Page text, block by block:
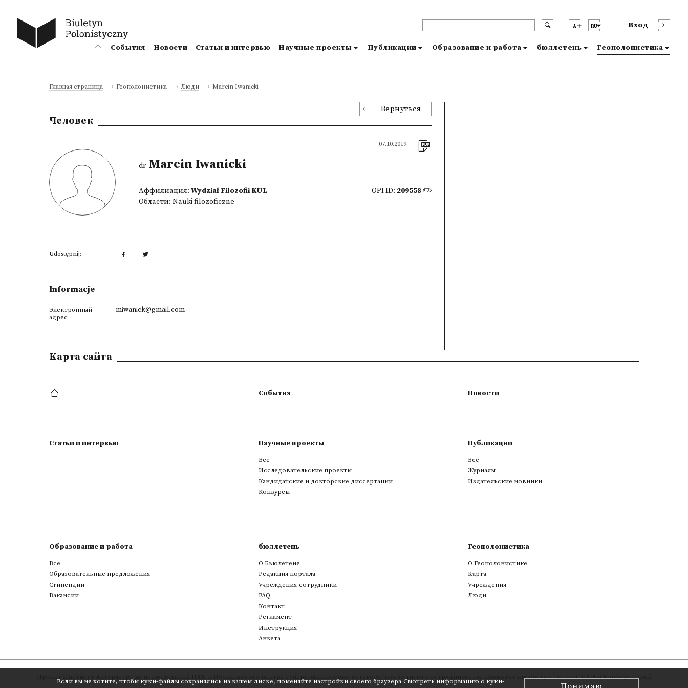
A RU Вход
События Новости Статьи и интервью Научные проекты Публикации Образование и работа бюллетень Геополонистика
Главная страница Геополонистика Люди Marcin Iwanicki
Вернуться
Человек
07.10.2019
drMarcin Iwanicki
Аффилиация: Wydział Filozofii KUL
Области: Nauki filozoficzne
OPI ID: 209558
Udostępnij:
Informacje
Электронный
адрес:
miwanick@gmail.com
Если вы не хотите, чтобы куки-файлы сохранялись на вашем диске, поменяйте настройки своего браузера Смотреть информацию о куки-
Kарта сайта
События Новости
Статьи и интервью Научные проекты
Все
Исследовательские проекты
Кандидатские и докторские диссертации
Конкурсы
Публикации
Все
Журналы
Издательские новинки
Образование и работа
Все
Образовательные предложения
Стипендии
Вакансии
бюллетень
О Бьюлетене
Редакция портала
Учреждения-сотрудники
FAQ
Контакт
Регламент
Инструкция
Анкета
Геополонистика
О Геополонистике
Kарта
Учреждения
Люди
Институт литературных исследований ПАН Познаньского центра суперкомпьютерно-сетевого Комитет литературных наук ПАНи Конференцией